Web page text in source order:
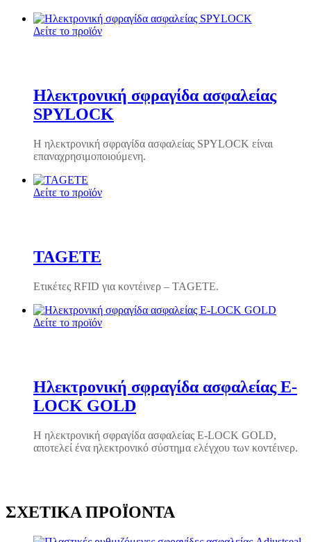
Δείτε το προϊόν
Ηλεκτρονική σφραγίδα ασφαλείας
SPYLOCK
Η ηλεκτρονική σφραγίδα ασφαλείας SPYLOCK είναι
επαναχρησιμοποιούμενη.
Δείτε το προϊόν
TAGETE
Ετικέτες RFID για κοντέινερ – TAGETE.
Δείτε το προϊόν
Ηλεκτρονική σφραγίδα ασφαλείας E-
LOCK GOLD
Η ηλεκτρονική σφραγίδα ασφαλείας E-LOCK GOLD,
αποτελεί ένα ηλεκτρονικό σύστημα ελέγχου των κοντέινερ.
ΣΧΕΤΙΚΆ ΠΡΟΪΌΝΤΑ